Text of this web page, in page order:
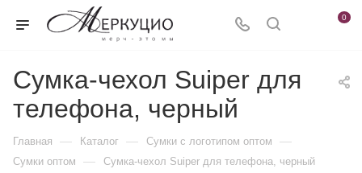
0
Сумка-чехол Suiper для
телефона, черный
Главная — Каталог — Сумки с логотипом оптом —
Сумки оптом — Сумка-чехол Suiper для телефона, черный